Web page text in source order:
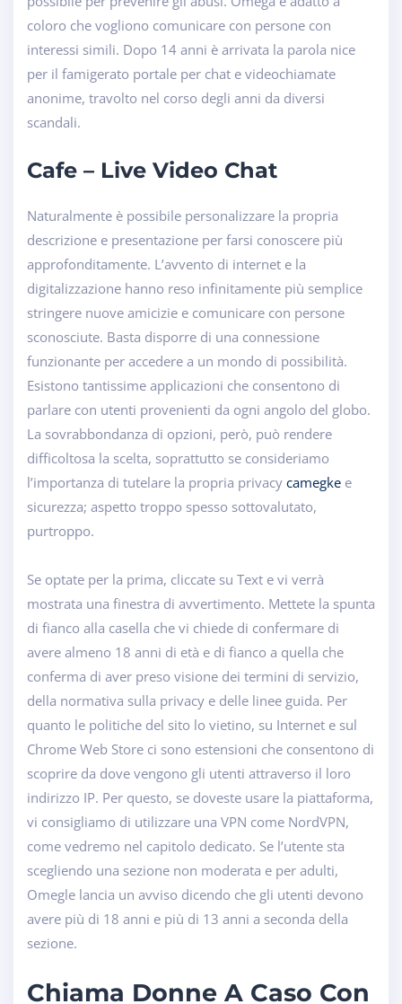
coloro che vogliono comunicare con persone con
interessi simili. Dopo 14 anni è arrivata la parola nice
per il famigerato portale per chat e videochiamate
anonime, travolto nel corso degli anni da diversi
scandali.
Cafe – Live Video Chat
Naturalmente è possibile personalizzare la propria
descrizione e presentazione per farsi conoscere più
approfonditamente. L’avvento di internet e la
digitalizzazione hanno reso infinitamente più semplice
stringere nuove amicizie e comunicare con persone
sconosciute. Basta disporre di una connessione
funzionante per accedere a un mondo di possibilità.
Esistono tantissime applicazioni che consentono di
parlare con utenti provenienti da ogni angolo del globo.
La sovrabbondanza di opzioni, però, può rendere
difficoltosa la scelta, soprattutto se consideriamo
l’importanza di tutelare la propria privacy camegke e
sicurezza; aspetto troppo spesso sottovalutato,
purtroppo.
Se optate per la prima, cliccate su Text e vi verrà
mostrata una finestra di avvertimento. Mettete la spunta
di fianco alla casella che vi chiede di confermare di
avere almeno 18 anni di età e di fianco a quella che
conferma di aver preso visione dei termini di servizio,
della normativa sulla privacy e delle linee guida. Per
quanto le politiche del sito lo vietino, su Internet e sul
Chrome Web Store ci sono estensioni che consentono di
scoprire da dove vengono gli utenti attraverso il loro
indirizzo IP. Per questo, se doveste usare la piattaforma,
vi consigliamo di utilizzare una VPN come NordVPN,
come vedremo nel capitolo dedicato. Se l’utente sta
scegliendo una sezione non moderata e per adulti,
Omegle lancia un avviso dicendo che gli utenti devono
avere più di 18 anni e più di 13 anni a seconda della
sezione.
Chiama Donne A Caso Con